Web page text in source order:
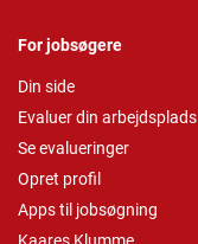
For jobsøgere
Din side
Evaluer din arbejdsplads
Se evalueringer
Opret profil
Apps til jobsøgning